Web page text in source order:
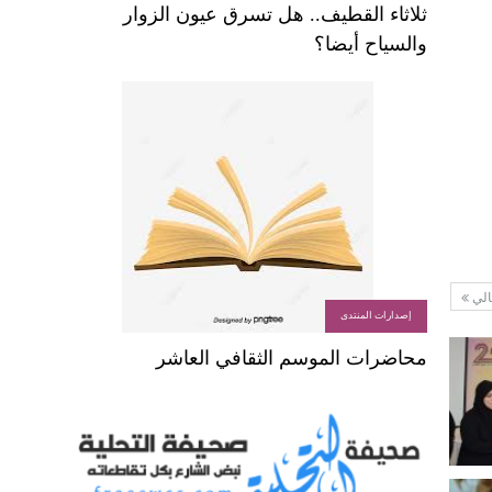
ثلاثاء القطيف.. هل تسرق عيون الزوار
والسياح أيضا؟
إصدارات المنتدى
محاضرات الموسم الثقافي العاشر